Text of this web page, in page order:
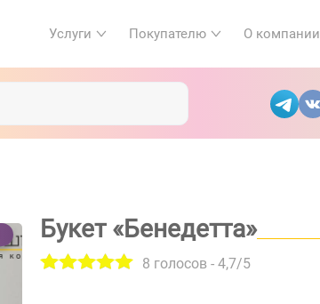
Услуги Покупателю О компании
Букет «Бенедетта»
8 голосов - 4,7/5